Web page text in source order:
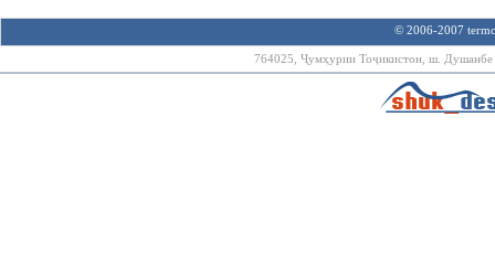
© 2006-2007
764025, Ҷумҳурии Тоҷикистон, ш.